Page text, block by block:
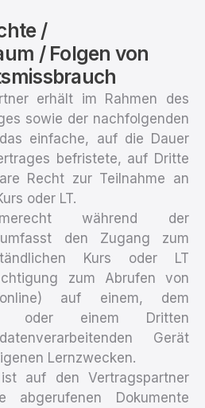
/
/ Folgen von
erhält im Rahmen des
sowie der nachfolgenden
einfache, auf die Dauer
befristete, auf Dritte
Recht zur Teilnahme an
oder LT.
während der
den Zugang zum
Kurs oder LT
zum Abrufen von
auf einem, dem
oder einem Dritten
Gerät
Lernzwecken.
auf den Vertragspartner
abgerufenen Dokumente